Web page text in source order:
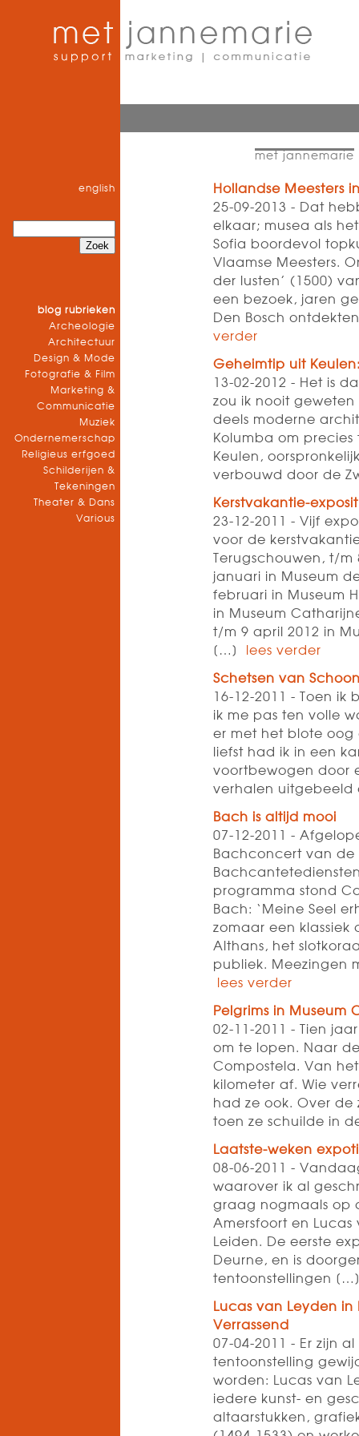
english
blog rubrieken
Archeologie
Architectuur
Design & Mode
Fotografie & Film
Marketing &
Communicatie
Muziek
Ondernemerschap
Religieus erfgoed
Schilderijen &
Tekeningen
Theater & Dans
Various
met jannemarie
Hollandse Meesters
25-09-2013 - Dat
elkaar; musea als
Sofia boordevol
Vlaamse Meesters.
der lusten’ (1500)
een bezoek, jaren
Den Bosch
verder
Geheimtip uit
13-02-2012 - Het is
zou ik nooit
deels moderne
Kolumba om
Keulen,
verbouwd door de
Kerstvakantie-
23-12-2011 - Vijf
voor de
Terugschouwen, t/
januari in Museum
februari in Museum
in Museum
t/m 9 april 2012 in
[…]
lees verder
Schetsen van
16-12-2011 - Toen
ik me pas ten volle
er met het blote oog
liefst had ik in een
voortbewogen door
verhalen
Bach is altijd mooi
07-12-2011 -
Bachconcert van de
programma stond
Bach: ‘Meine Seel
zomaar een
Althans, het
publiek. Meezingen
lees verder
Pelgrims in Museum
02-11-2011 - Tien
om te lopen. Naar
Compostela. Van
kilometer af. Wie
had ze ook. Over
toen ze schuilde in
Laatste-weken
08-06-2011 -
waarover ik al
graag nogmaals op
Amersfoort en Lucas
Leiden. De eerste
Deurne, en is
tentoonstellingen
Lucas van Leyden
Verrassend
07-04-2011 - Er zijn
tentoonstelling
worden: Lucas van
iedere kunst- en
altaarstukken,